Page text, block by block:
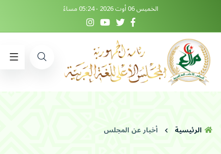
الخميس 06 أوت 2026 - 05:24 مساءً
الرئيسية أخبار عن المجلس